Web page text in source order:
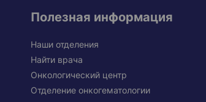
Полезная информация
Наши отделения
Найти врача
Онкологический центр
Отделение онкогематологии